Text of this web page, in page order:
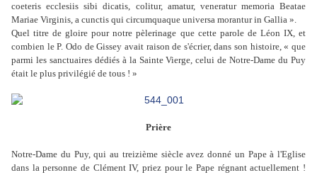
coeteris ecclesiis sibi dicatis, colitur, amatur, veneratur memoria Beatae
Mariae Virginis, a cunctis qui circumquaque universa morantur in Gallia ».
Quel titre de gloire pour notre pèlerinage que cette parole de Léon IX, et
combien le P. Odo de Gissey avait raison de s'écrier, dans son histoire, « que
parmi les sanctuaires dédiés à la Sainte Vierge, celui de Notre-Dame du Puy
était le plus privilégié de tous ! »
Prière
Notre-Dame du Puy, qui au treizième siècle avez donné un Pape à l'Eglise
dans la personne de Clément IV, priez pour le Pape régnant actuellement !